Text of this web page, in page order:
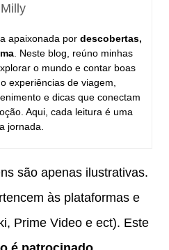
Milly
apaixonada por descobertas,
. Neste blog, reúno minhas
o mundo e contar boas
experiências de viagem,
e dicas que conectam
Aqui, cada leitura é uma
jornada.
são apenas ilustrativas.
às plataformas e
Prime Video e ect). Este